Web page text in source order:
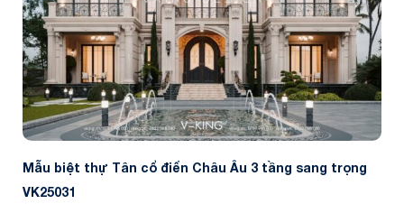
Mẫu biệt thự Tân cổ điển Châu Âu 3 tầng sang trọng
VK25031